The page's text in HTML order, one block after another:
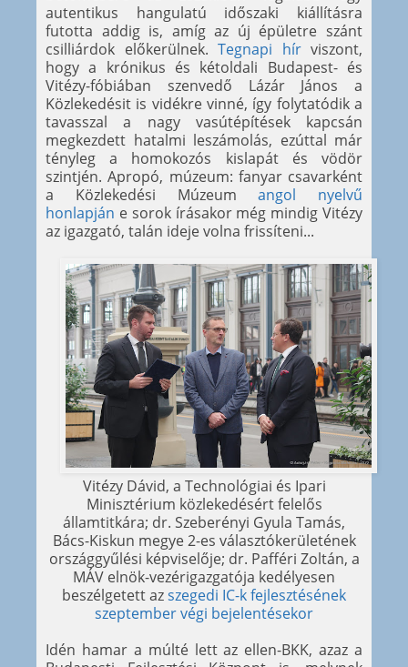
autentikus hangulatú időszaki kiállításra
futotta addig is, amíg az új épületre szánt
csilliárdok előkerülnek. Tegnapi hírviszont,
hogy a krónikus és kétoldali Budapest- és
Vitézy-fóbiában szenvedő Lázár János a
Közlekedésit is vidékre vinné, így folytatódik a
tavasszal a nagy vasútépítések kapcsán
megkezdett hatalmi leszámolás, ezúttal már
tényleg a homokozós kislapát és vödör
szintjén. Apropó, múzeum: fanyar csavarként
a Közlekedési Múzeumangol nyelvű
honlapján e sorok írásakor még mindig Vitézy
az igazgató, talán ideje volna frissíteni...
Vitézy Dávid, a Technológiai és Ipari
Minisztérium közlekedésért felelős
államtitkára; dr. Szeberényi Gyula Tamás,
Bács-Kiskun megye 2-es választókerületének
országgyűlési képviselője; dr. Pafféri Zoltán, a
MÁV elnök-vezérigazgatója kedélyesen
beszélgetett azszegedi IC-k fejlesztésének
szeptember végi bejelentésekor
Idén hamar a múlté lett az ellen-BKK, azaz a